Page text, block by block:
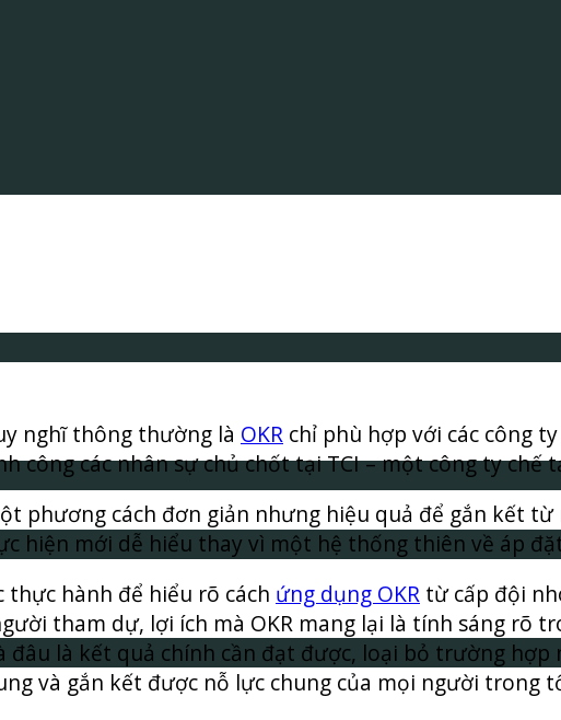
nghĩ thông thường là OKR chỉ phù hợp với các công
công các nhân sự chủ chốt tại TCI – một công ty chế
phương cách đơn giản nhưng hiệu quả để gắn kết
hiện mới dễ hiểu thay vì một hệ thống thiên về áp
thực hành để hiểu rõ cách ứng dụng OKR từ cấp đội
tham dự, lợi ích mà OKR mang lại là tính sáng rõ
là kết quả chính cần đạt được, loại bỏ trường hợp
và gắn kết được nỗ lực chung của mọi người trong